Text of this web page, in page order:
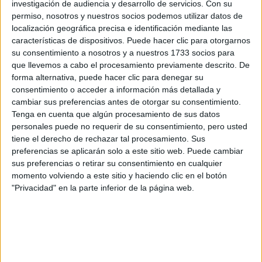
investigación de audiencia y desarrollo de servicios. Con su
permiso, nosotros y nuestros socios podemos utilizar datos de
localización geográfica precisa e identificación mediante las
características de dispositivos. Puede hacer clic para otorgarnos
su consentimiento a nosotros y a nuestros 1733 socios para
que llevemos a cabo el procesamiento previamente descrito. De
forma alternativa, puede hacer clic para denegar su
consentimiento o acceder a información más detallada y
cambiar sus preferencias antes de otorgar su consentimiento.
Tenga en cuenta que algún procesamiento de sus datos
personales puede no requerir de su consentimiento, pero usted
tiene el derecho de rechazar tal procesamiento. Sus
preferencias se aplicarán solo a este sitio web. Puede cambiar
sus preferencias o retirar su consentimiento en cualquier
momento volviendo a este sitio y haciendo clic en el botón
"Privacidad" en la parte inferior de la página web.
Después de eso, he hecho un postgrado de Marketing Digital
y otro de Fundraising para ONG.
Como veis, mis conocimientos sobre biología, matemáticas y
ciencias de la salud son más bien pocos. Por eso mismo,
quería preguntaros si un grado como Ciencias Ambientales
es para mí. Y eso, contando con si de primeras tengo
posibilidades de acceder al mismo. Quizás por perfil ya no me
cogen. Pero si me cogieran, ¿podría superarlo? ¿Sería muy
difícil?
Tengo 30 años y trabajo a jornada completa, en horario de
oficina. ¿Debería matricularme solo de pocas asignaturas?
Si creéis que no, si sabéis de alguna otra formación que se
adecúe más...